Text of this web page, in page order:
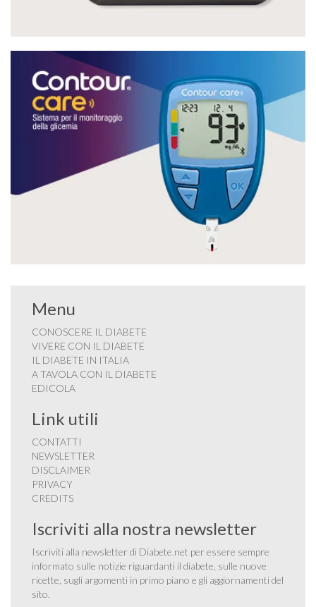
Menu
CONOSCERE IL DIABETE
VIVERE CON IL DIABETE
IL DIABETE IN ITALIA
A TAVOLA CON IL DIABETE
EDICOLA
Link utili
CONTATTI
NEWSLETTER
DISCLAIMER
PRIVACY
CREDITS
Iscriviti alla nostra newsletter
Iscriviti alla newsletter di Diabete.net per essere sempre
informato sulle notizie riguardanti il diabete, sulle nuove
ricette, sugli argomenti in primo piano e gli aggiornamenti del
sito.